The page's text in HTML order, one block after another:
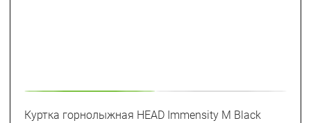
Куртка горнолыжная HEAD Immensity M Black